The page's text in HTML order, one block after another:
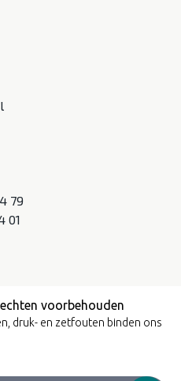
79
01
voorbehouden
druk- en zetfouten binden ons